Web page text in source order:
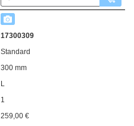
17300309
Standard
300 mm
L
1
259,00 €